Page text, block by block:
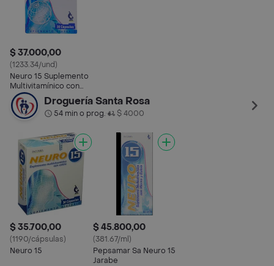
$ 37.000,00
(1233.34/und)
Neuro 15 Suplemento
Multivitamínico con
Calcio
Droguería Santa Rosa
54 min o prog.• $ 4000
$ 35.700,00
(1190/cápsulas)
Neuro 15
$ 45.800,00
(381.67/ml)
Pepsamar Sa Neuro 15
Jarabe